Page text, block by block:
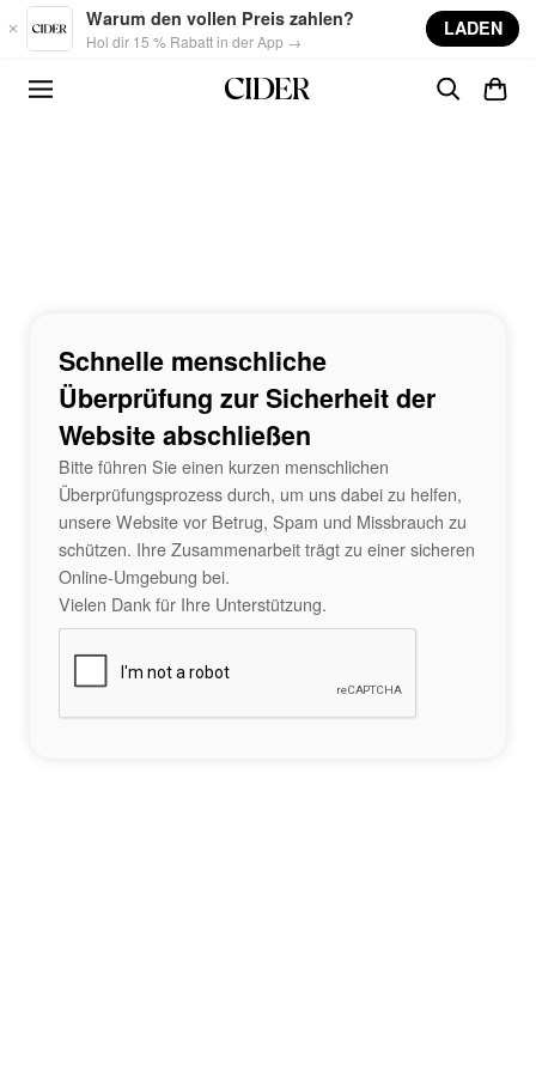
Skip to main content
Warum den vollen Preis zahlen?
Hol dir 15 % Rabatt in der App →
LADEN
Schnelle menschliche
Überprüfung zur Sicherheit der
Website abschließen
Bitte führen Sie einen kurzen menschlichen
Überprüfungsprozess durch, um uns dabei zu helfen,
unsere Website vor Betrug, Spam und Missbrauch zu
schützen. Ihre Zusammenarbeit trägt zu einer sicheren
Online-Umgebung bei.
Vielen Dank für Ihre Unterstützung.